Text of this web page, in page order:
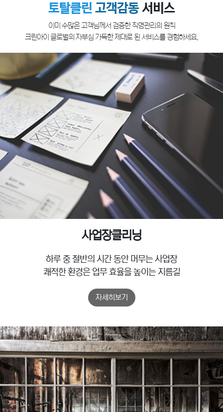
토탈클린 고객감동 서비스
이미 수많은 고객님께서 검증한 직영관리의 원칙
크린아이 글로벌의 자부심 가득한 제대로 된 서비스를 경험하세요.
사업장클리닝
하루 중 절반의 시간 동안 머무는 사업장
쾌적한 환경은 업무 효율을 높이는 지름길
자세히보기